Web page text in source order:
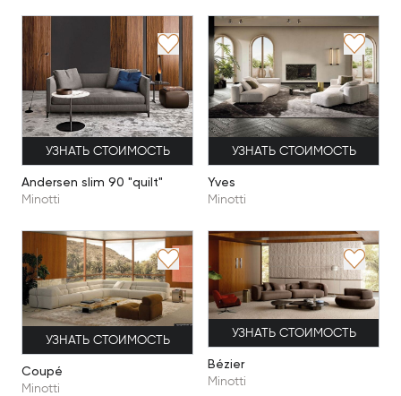
УЗНАТЬ СТОИМОСТЬ
Andersen slim 90 "quilt"
Minotti
УЗНАТЬ СТОИМОСТЬ
Yves
Minotti
УЗНАТЬ СТОИМОСТЬ
Coupé
Minotti
УЗНАТЬ СТОИМОСТЬ
Bézier
Minotti